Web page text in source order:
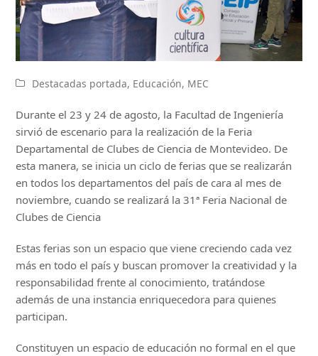
Destacadas portada, Educación, MEC
Durante el 23 y 24 de agosto, la Facultad de Ingeniería
sirvió de escenario para la realización de la Feria
Departamental de Clubes de Ciencia de Montevideo. De
esta manera, se inicia un ciclo de ferias que se realizarán
en todos los departamentos del país de cara al mes de
noviembre, cuando se realizará la 31ª Feria Nacional de
Clubes de Ciencia
Estas ferias son un espacio que viene creciendo cada vez
más en todo el país y buscan promover la creatividad y la
responsabilidad frente al conocimiento, tratándose
además de una instancia enriquecedora para quienes
participan.
Constituyen un espacio de educación no formal en el que